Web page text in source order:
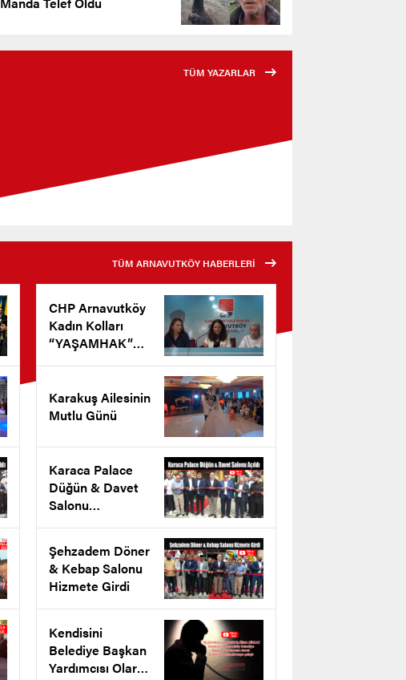
TÜM YAZARLAR
TÜM ARNAVUTKÖY HABERLERİ
CHP Arnavutköy
Kadın Kolları
“YAŞAMHAK”
Karakuş Ailesinin
Mutlu Günü
Karaca Palace
Düğün & Davet
Salonu
Şehzadem Döner
& Kebap Salonu
Hizmete Girdi
Kendisini
Belediye Başkan
Yardımcısı Olarak